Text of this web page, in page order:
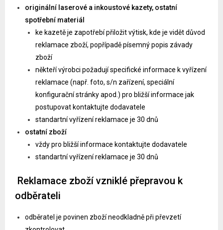
originální laserové a inkoustové kazety, ostatní
spotřební materiál
ke kazetě je zapotřebí přiložit výtisk, kde je vidět důvod
reklamace zboží, popřípadě písemný popis závady
zboží
někteří výrobci požadují specifické informace k vyřízení
reklamace (např. foto, s/n zařízení, speciální
konfigurační stránky apod.) pro bližší informace jak
postupovat kontaktujte dodavatele
standartní vyřízení reklamace je 30 dnů
ostatní zboží
vždy pro bližší informace kontaktujte dodavatele
standartní vyřízení reklamace je 30 dnů
Reklamace zboží vzniklé přepravou k
odběrateli
odběratel je povinen zboží neodkladně při převzetí